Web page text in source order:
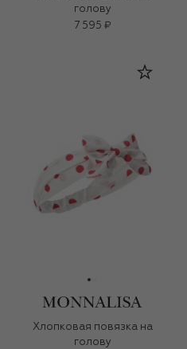
голову
7 595 ₽
Хлопковая повязка на
голову